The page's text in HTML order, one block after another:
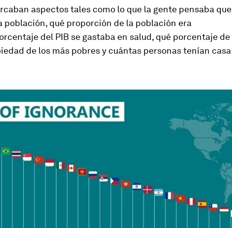
aspectos tales como lo que la gente pensaba que
población, qué proporción de la población era
del PIB se gastaba en salud, qué porcentaje de
de los más pobres y cuántas personas tenían casa